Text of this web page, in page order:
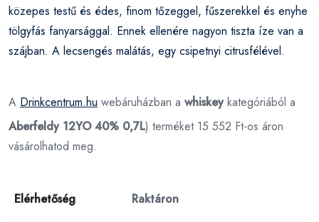
közepes testű és édes, finom tőzeggel, fűszerekkel és enyhe
tölgyfás fanyarsággal. Ennek ellenére nagyon tiszta íze van a
szájban. A lecsengés malátás, egy csipetnyi citrusfélével.
A Drinkcentrum.hu webáruházban a whiskeykategóriából a
Aberfeldy 12YO 40% 0,7L) terméket 15 552 Ft-os áron
vásárolhatod meg.
Elérhetőség Raktáron